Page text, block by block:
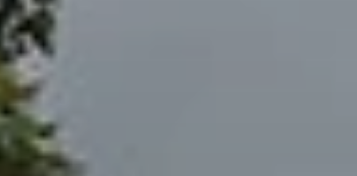
QUEM SOMOS
Sobre nós
Conheça a equipe
Nossos prêmios e reconhecimentos
Feedback do cliente
RESERVE CONOSCO
Por que reservar conosco?
O que são passeios sob medida?
Português
Ligação gratuíta: 888 2156 556